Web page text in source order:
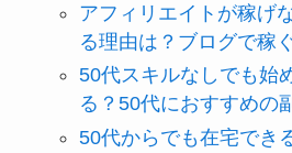
アフィリエイトが稼げ
る理由は？ブログで稼
50代スキルなしでも始
る？50代におすすめの
50代からでも在宅でき